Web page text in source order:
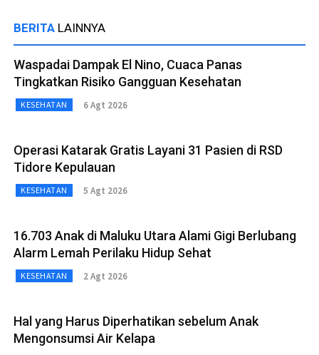
BERITA LAINNYA
Waspadai Dampak El Nino, Cuaca Panas
Tingkatkan Risiko Gangguan Kesehatan
KESEHATAN 6 Agt 2026
Operasi Katarak Gratis Layani 31 Pasien di RSD
Tidore Kepulauan
KESEHATAN 5 Agt 2026
16.703 Anak di Maluku Utara Alami Gigi Berlubang
Alarm Lemah Perilaku Hidup Sehat
KESEHATAN 2 Agt 2026
Hal yang Harus Diperhatikan sebelum Anak
Mengonsumsi Air Kelapa